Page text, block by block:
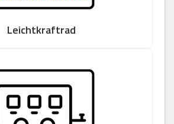
Leichtkraftrad